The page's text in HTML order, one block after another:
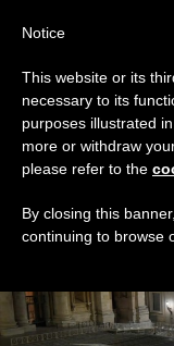
GIORNO
ULTIME NOTIZIE
Notice
This website or its
necessary to its
purposes illustrated
more or withdraw
please refer to the
By closing this
continuing to browse